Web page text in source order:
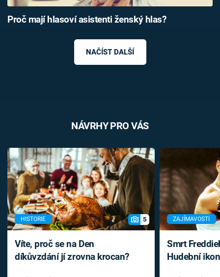
Proč mají hlasoví asistenti ženský hlas?
NAČÍST DALŠÍ
NÁVRHY PRO VÁS
HISTORIE 5
Víte, proč se na Den
díkůvzdání jí zrovna krocan?
ZAJÍMAVOSTI
Smrt
Hudební